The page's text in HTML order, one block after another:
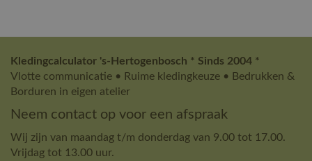
Kledingcalculator 's-Hertogenbosch * Sinds 2004 *
Vlotte communicatie • Ruime kledingkeuze • Bedrukken &
Borduren in eigen atelier
Neem contact op voor een afspraak
Wij zijn van maandag t/m donderdag van 9.00 tot 17.00.
Vrijdag tot 13.00 uur.